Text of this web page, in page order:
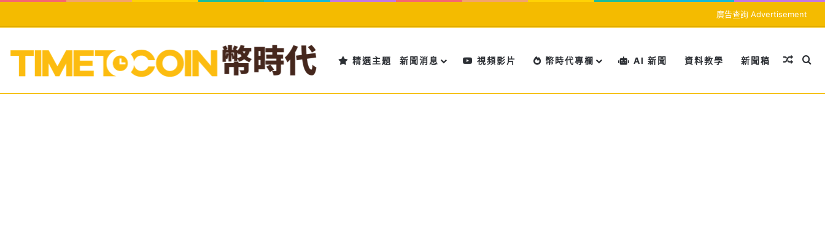
廣告查詢 Advertisement
精選主題 新聞消息 視頻影片 幣時代專欄 AI 新聞 資料教學 新聞稿 隨機文
搜